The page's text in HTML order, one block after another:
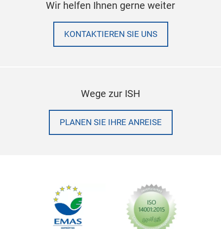
Wir helfen Ihnen gerne weiter
KONTAKTIEREN SIE UNS
Wege zur ISH
PLANEN SIE IHRE ANREISE